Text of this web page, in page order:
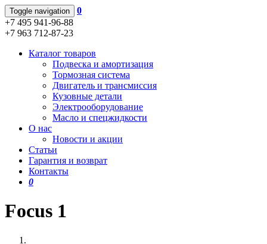
Toggle navigation
0
+7 495 941-96-88
+7 963 712-87-23
Каталог товаров
Подвеска и амортизация
Тормозная система
Двигатель и трансмиссия
Кузовные детали
Электрооборудование
Масло и спецжидкости
О нас
Новости и акции
Статьи
Гарантия и возврат
Контакты
0
Focus 1